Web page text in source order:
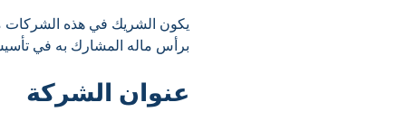
يكون الشريك في هذه الشركات
برأس ماله المشارك به في
عنوان الشركة